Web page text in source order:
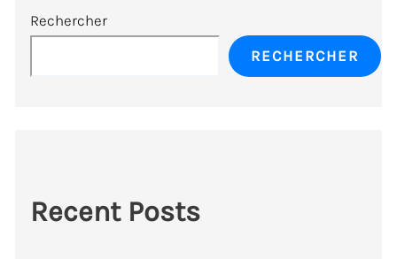
Rechercher
RECHERCHER
Recent Posts